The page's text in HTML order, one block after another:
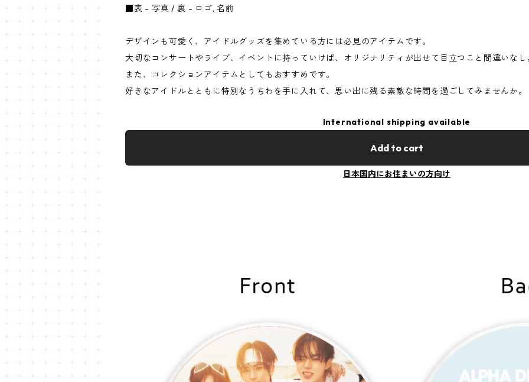
■表 - 写真 / 裏 - ロゴ, 名前
デザインも可愛く、アイドルグッズを集めている方には必見のアイテムです。
大切なコンサートやライブ、イベントに持っていけば、オリジナリティが出せて目立つこと間違いなし
また、コレクションアイテムとしてもおすすめです。
好きなアイドルとともに特別なうちわを手に入れて、思い出に残る素敵な時間を過ごしてみませんか。
International shipping available
Add to cart
日本国内にお住まいの方向け